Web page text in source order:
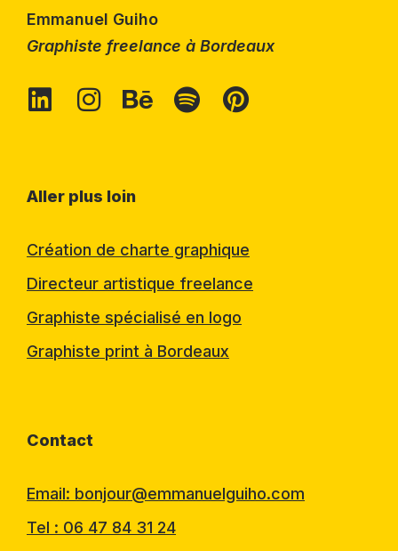
Emmanuel Guiho
Graphiste freelance à Bordeaux
Aller plus loin
Création de charte graphique
Directeur artistique freelance
Graphiste spécialisé en logo
Graphiste print à Bordeaux
Contact
Email: bonjour@emmanuelguiho.com
Tel : 06 47 84 31 24